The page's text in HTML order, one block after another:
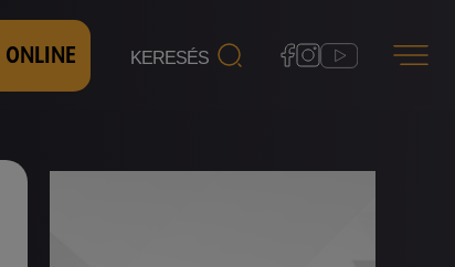
ONLINE